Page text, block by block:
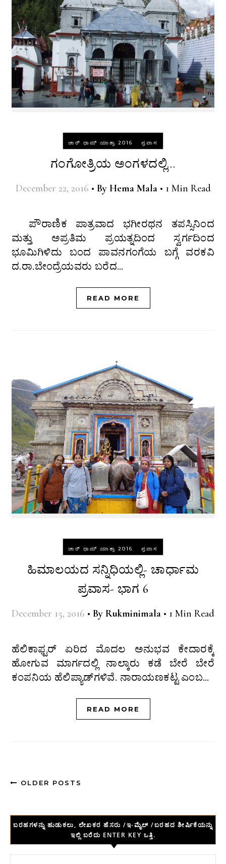
ಚಾರ್ ಧಾಮ್ ಯಾತ್ರಾ 2016 ಪ್ರವಾಸ
ಗಂಗೋತ್ರಿಯ ಅಂಗಳದಲ್ಲಿ…
December 22, 2016 • By Hema Mala • 1 Min Read
ಪೌರಾಣಿಕ ಪಾತ್ರವಾದ ಭಗೀರಥನ ತಪಸ್ಸಿನಿಂದ
ಮತ್ತು ಅಪ್ರತಿಮ ಪ್ರಯತ್ನದಿಂದ ಸ್ವರ್ಗದಿಂದ
ಭೂಮಿಗಿಳಿದು ಬಂದ ಪಾವನಗಂಗೆಯ ಬಗ್ಗೆ ವರಕವಿ
ದ.ರಾ.ಬೇಂದ್ರೆಯವರು ಬರೆದ…
READ MORE
ಚಾರ್ ಧಾಮ್ ಯಾತ್ರಾ 2016 ಪ್ರವಾಸ
ಹಿಮಾಲಯದ ಸನ್ನಿಧಿಯಲ್ಲಿ- ಚಾರ್ಧಾಮ
ಪ್ರವಾಸ- ಭಾಗ 6
December 15, 2016 • By Rukminimala • 1 Min Read
ಹೆಲಿಕಾಫ್ಟರ್ ಏರಿದ ಮೊದಲ ಅನುಭವ ಕೇದಾರಕ್ಕೆ
ಹೋಗುವ ಮಾರ್ಗದಲ್ಲಿ ನಾಲ್ಕಾರು ಕಡೆ ಬೇರೆ ಬೇರೆ
ಕಂಪನಿಯ ಹೆಲಿಪ್ಯಾಡ್‌ಗಳಿವೆ. ನಾರಾಯಣಕಟ್ಟ ಎಂಬ…
READ MORE
OLDER POSTS
ಬರಹಗಳನ್ನು ಹುಡುಕಲು, ಲೇಖಕರ ಹೆಸರು /ಇ-ಮೈಲ್ /ಬರಹದ ಶೀರ್ಷಿಕೆಯನ್ನು
ಇಲ್ಲಿ ಬರೆದು ENTER KEY ಒತ್ತಿ.